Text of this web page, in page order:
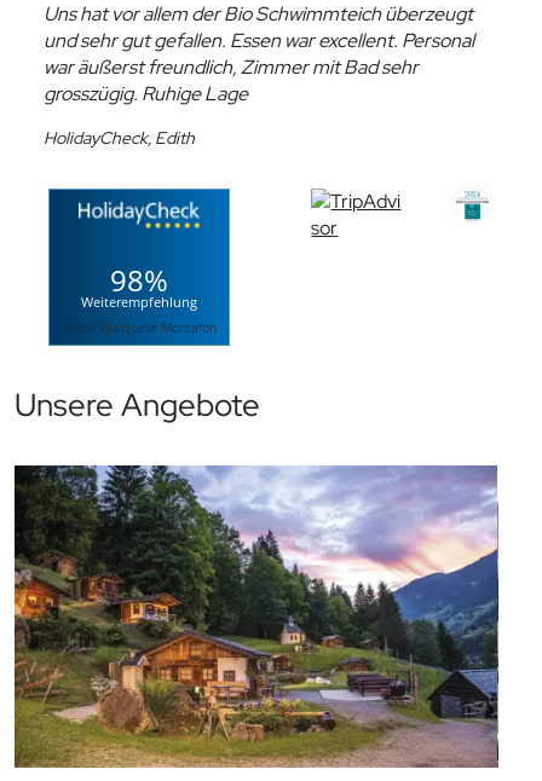
Uns hat vor allem der Bio Schwimmteich überzeugt
und sehr gut gefallen. Essen war excellent. Personal
war äußerst freundlich, Zimmer mit Bad sehr
grosszügig. Ruhige Lage
HolidayCheck, Edith
98%
Weiterempfehlung
Hotel Vitalquelle Montafon
Unsere Angebote